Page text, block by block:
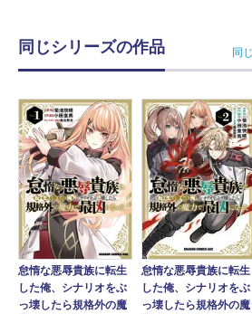
同じシリーズの作品 同
怠惰な悪辱貴族に転生
した俺、シナリオをぶ
っ壊したら規格外の魔
怠惰な悪辱貴族に転生
した俺、シナリオをぶ
っ壊したら規格外の魔